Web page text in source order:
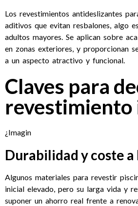
Los revestimientos antideslizantes
aditivos que evitan resbalones, algo
adultos mayores. Se aplican sobre
en zonas exteriores, y proporcionan
a un aspecto atractivo y funcional.
Claves para
revestimiento
¿Imagin
Durabilidad y coste a
Algunos materiales para revestir
inicial elevado, pero su larga vida y
suponer un ahorro real frente a